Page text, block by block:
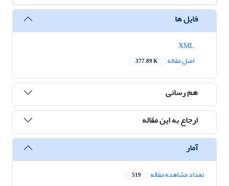
فایل ها
اصل مقاله
377.89 K
هم رسانی
ارجاع به این مقاله
آمار
تعداد مشاهده مقاله 519